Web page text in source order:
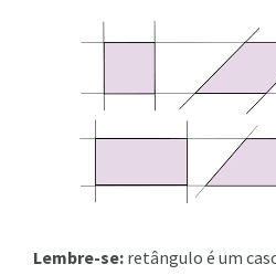
Lembre-se: retângulo é um